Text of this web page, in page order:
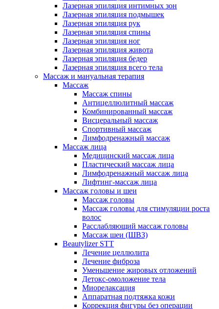
Лазерная эпиляция интимных зон
Лазерная эпиляция подмышек
Лазерная эпиляция рук
Лазерная эпиляция спины
Лазерная эпиляция ног
Лазерная эпиляция живота
Лазерная эпиляция бедер
Лазерная эпиляция всего тела
Массаж и мануальная терапия
Массаж
Массаж спины
Антицеллюлитный массаж
Комбинированный массаж
Висцеральный массаж
Спортивный массаж
Лимфодренажный массаж
Массаж лица
Медицинский массаж лица
Пластический массаж лица
Лимфодренажный массаж лица
Лифтинг-массаж лица
Массаж головы и шеи
Массаж головы
Массаж головы для стимуляции роста
волос
Расслабляющий массаж головы
Массаж шеи (ШВЗ)
Beautylizer STT
Лечение целлюлита
Лечение фиброза
Уменьшение жировых отложений
Детокс-омоложение тела
Миорелаксация
Аппаратная подтяжка кожи
Коррекция фигуры без операции